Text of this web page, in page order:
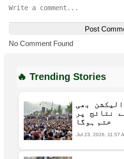
Post
No Comment Found
🔥 Trending Stories
بھی
نتائج پر
ختم ہوگا
Jul 23, 2026, 11:57